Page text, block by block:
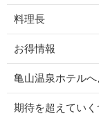
料理長
お得情報
亀山温泉ホテル
期待を超えてい